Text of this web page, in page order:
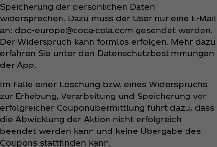
Speicherung der persönlichen Daten
widersprechen. Dazu muss der User nur eine E-Mail
an: dpo-europe@coca-cola.com gesendet werden.
Der Widerspruch kann formlos erfolgen. Mehr dazu
erfahren Sie unter den Datenschutzbestimmungen
der App.
Im Falle einer Löschung bzw. eines Widerspruchs
zur Erhebung, Verarbeitung und Speicherung vor
erfolgreicher Couponübermittlung führt dazu, dass
die Abwicklung der Aktion nicht erfolgreich
beendet werden kann und keine Übergabe des
Coupons stattfinden kann.